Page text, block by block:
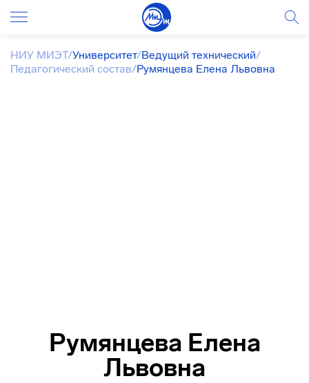
НИУ МИЭТ/Университет/Ведущий технический/
Педагогический состав/Румянцева Елена Львовна
Румянцева Елена
Львовна